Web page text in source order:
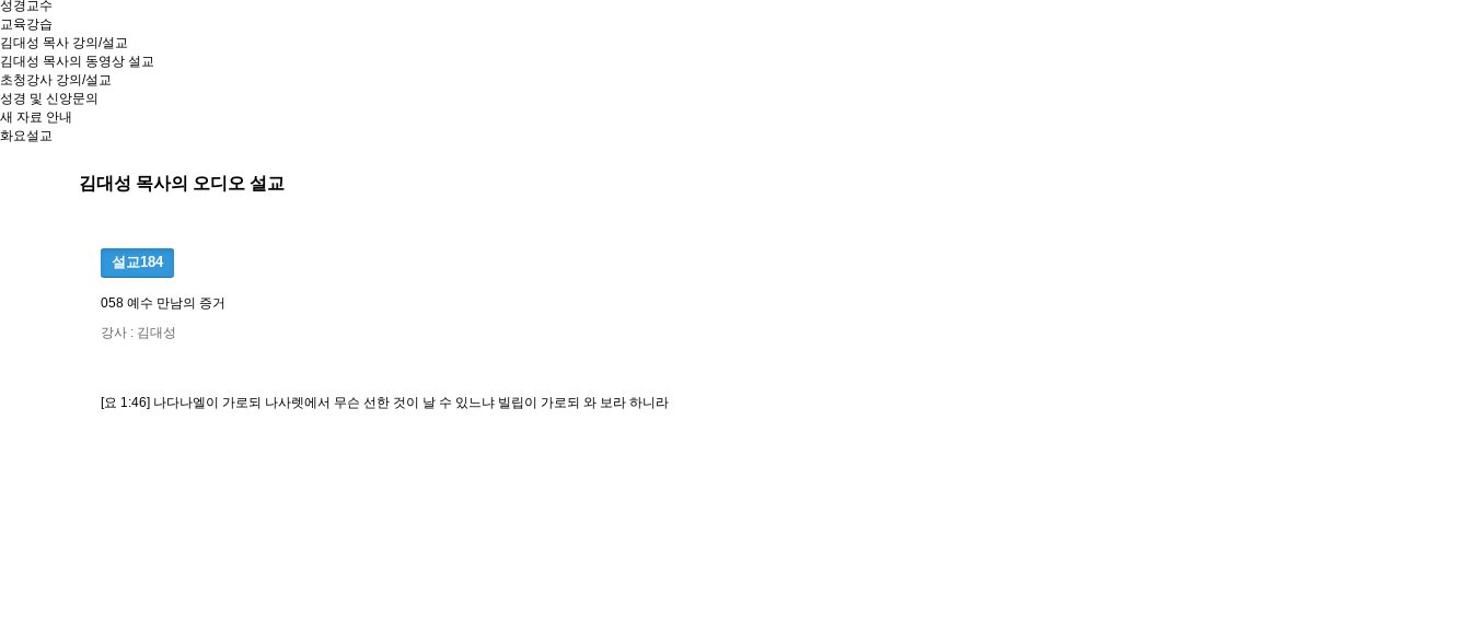
성경교수
교육강습
김대성 목사 강의/설교
김대성 목사의 동영상 설교
초청강사 강의/설교
성경 및 신앙문의
새 자료 안내
화요설교
김대성 목사의 오디오 설교
설교184
058 예수 만남의 증거
강사 : 김대성
[요 1:46] 나다나엘이 가로되 나사렛에서 무슨 선한 것이 날 수 있느냐 빌립이 가로되 와 보라 하니라